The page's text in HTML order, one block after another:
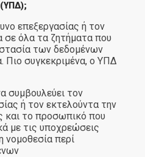
επεξεργασίας ή τον
σε όλα τα ζητήματα που
των δεδομένων
συγκεκριμένα, ο ΥΠΔ
συμβουλεύει τον
ή τον εκτελούντα την
και το προσωπικό που
με τις υποχρεώσεις
περί